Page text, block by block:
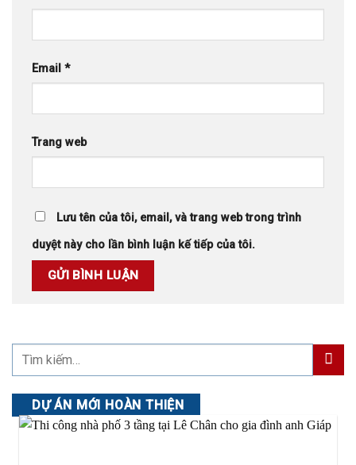
Email *
Trang web
Lưu tên của tôi, email, và trang web trong trình
duyệt này cho lần bình luận kế tiếp của tôi.
DỰ ÁN MỚI HOÀN THIỆN